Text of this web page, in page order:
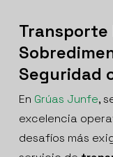
Transporte
Seguridad
En Grúas Junfe,
excelencia
desafíos más